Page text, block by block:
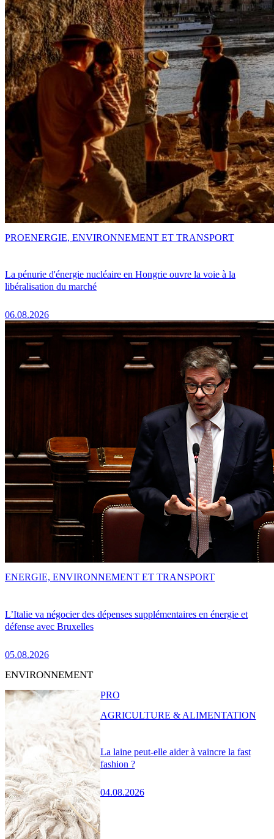
La pénurie d'énergie nucléaire en Hongrie ouvre la voie à la
libéralisation du marché
06.08.2026
PROENERGIE, ENVIRONNEMENT ET TRANSPORT
L’Italie va négocier des dépenses supplémentaires en énergie et
défense avec Bruxelles
05.08.2026
ENERGIE, ENVIRONNEMENT ET TRANSPORT
ENVIRONNEMENT
La laine peut-elle aider à vaincre la fast
fashion ?
04.08.2026
PRO
AGRICULTURE & ALIMENTATION